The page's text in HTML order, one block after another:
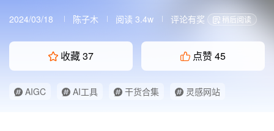
2024/03/18 陈子木 阅读 3.4w 评论有奖 稍后阅读
收藏37 点赞45
AIGC AI工具 干货合集
灵感网站